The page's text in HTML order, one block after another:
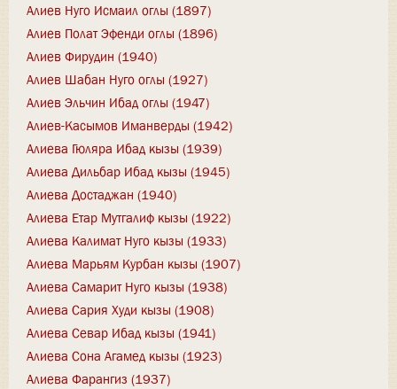
Алиев Нуго Исмаил оглы (1897)
Алиев Полат Эфенди оглы (1896)
Алиев Фирудин (1940)
Алиев Шабан Нуго оглы (1927)
Алиев Эльчин Ибад оглы (1947)
Алиев-Касымов Иманверды (1942)
Алиева Гюляра Ибад кызы (1939)
Алиева Дильбар Ибад кызы (1945)
Алиева Достаджан (1940)
Алиева Етар Мутгалиф кызы (1922)
Алиева Калимат Нуго кызы (1933)
Алиева Марьям Курбан кызы (1907)
Алиева Самарит Нуго кызы (1938)
Алиева Сария Худи кызы (1908)
Алиева Севар Ибад кызы (1941)
Алиева Сона Агамед кызы (1923)
Алиева Фарангиз (1937)